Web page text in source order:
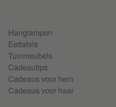
Hanglampen
Eettafels
Tuinmeubels
Cadeautips
Cadeaus voor hem
Cadeaus voor haar